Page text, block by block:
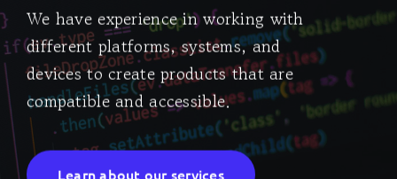
We have experience in working with
different platforms, systems, and
devices to create products that are
compatible and accessible.
Learn about our services